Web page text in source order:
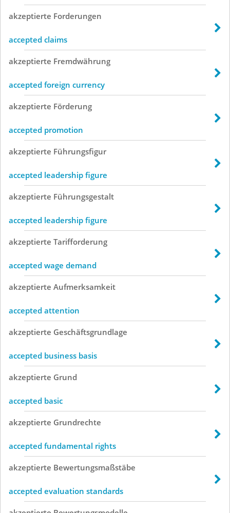
akzeptierte Forderungen
accepted claims
akzeptierte Fremdwährung
accepted foreign currency
akzeptierte Förderung
accepted promotion
akzeptierte Führungsfigur
accepted leadership figure
akzeptierte Führungsgestalt
accepted leadership figure
akzeptierte Tarifforderung
accepted wage demand
akzeptierte Aufmerksamkeit
accepted attention
akzeptierte Geschäftsgrundlage
accepted business basis
akzeptierte Grund
accepted basic
akzeptierte Grundrechte
accepted fundamental rights
akzeptierte Bewertungsmaßstäbe
accepted evaluation standards